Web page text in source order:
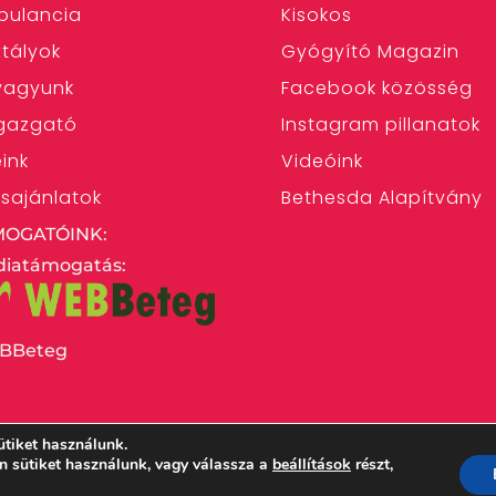
Kisokos
Gyógyító Magazin
Facebook közösség
Instagram pillanatok
Videóink
Bethesda Alapítvány
Bethesda Gyermekkórháza – 1146
használunk.
sütiket használunk, vagy válassza a beállítások részt,